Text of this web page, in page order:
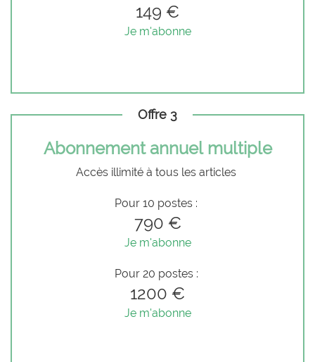
149 €
Je m'abonne
Offre 3
Abonnement annuel multiple
Accès illimité à tous les articles
Pour 10 postes :
790 €
Je m'abonne
Pour 20 postes :
1200 €
Je m'abonne